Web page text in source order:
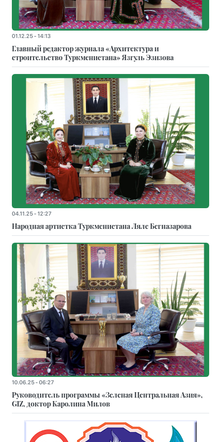
01.12.25 - 14:13
Главный редактор журнала «Архитектура и
строительство Туркменистана» Язгуль Эзизова
04.11.25 - 12:27
Народная артистка Туркменистана Ляле Бегназарова
10.06.25 - 06:27
Руководитель программы «Зеленая Центральная Азия»,
GIZ, доктор Каролина Милов